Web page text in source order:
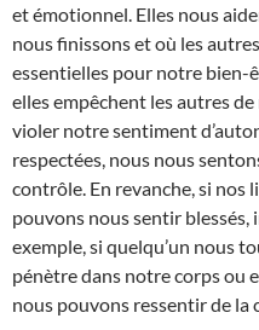
et émotionnel. Elles nous
nous finissons et où les
essentielles pour notre bien-
elles empêchent les autres
violer notre sentiment
respectées, nous nous
contrôle. En revanche, si nos
pouvons nous sentir
exemple, si quelqu’un nous
pénètre dans notre corps ou
nous pouvons ressentir de la